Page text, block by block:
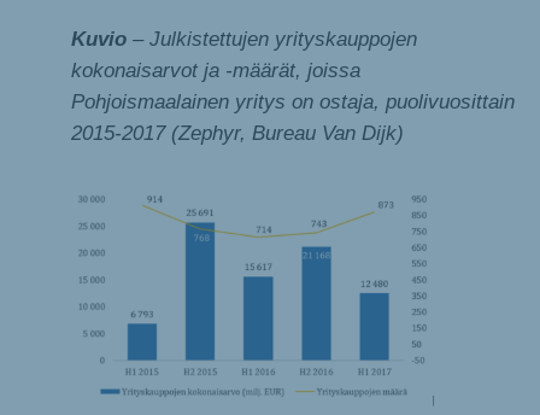
Kuvio – Julkistettujen yrityskauppojen
kokonaisarvot ja -määrät, joissa
Pohjoismaalainen yritys on ostaja, puolivuosittain
2015-2017 (Zephyr, Bureau Van Dijk)